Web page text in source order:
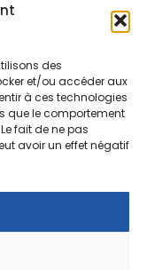
des
et/ou accéder aux
à ces technologies
que le comportement
fait de ne pas
avoir un effet négatif